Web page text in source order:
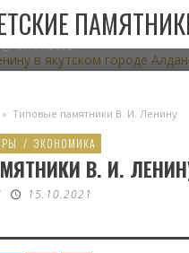
В ЯКУТСКОМ ГОРОДЕ
АЛДАНЕ
07.11.2022
» Типовые памятники В. И. Ленину
/ ЭКОНОМИКА
В. И.
15.10.2021